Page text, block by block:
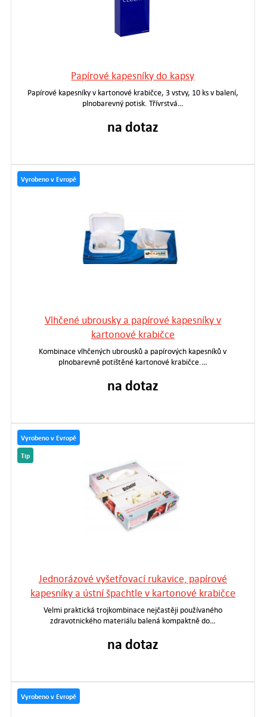
Papírové kapesníky do kapsy
Papírové kapesníky v kartonové krabičce, 3 vstvy, 10 ks v balení,
plnobarevný potisk. Třívrstvá…
na dotaz
Vyrobeno v Evropě
Vlhčené ubrousky a papírové kapesníky v
kartonové krabičce
Kombinace vlhčených ubrousků a papírových kapesníků v
plnobarevně potištěné kartonové krabičce.…
na dotaz
Vyrobeno v Evropě
Tip
Jednorázové vyšetřovací rukavice, papírové
kapesníky a ústní špachtle v kartonové krabičce
Velmi praktická trojkombinace nejčastěji používaného
zdravotnického materiálu balená kompaktně do…
na dotaz
Vyrobeno v Evropě